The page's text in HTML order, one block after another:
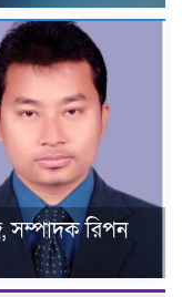
সম্পাদক রিপন